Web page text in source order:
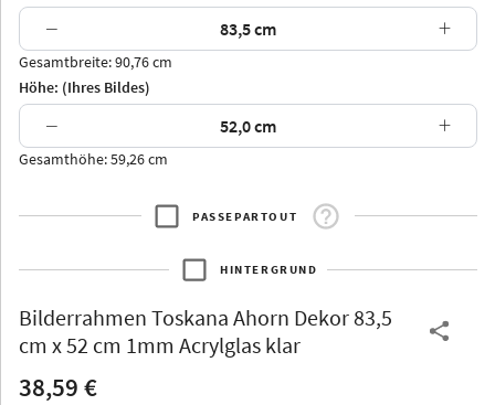
Arran Luzern
Thurgau
− +
Gesamtbreite: 90,76 cm
Höhe: (Ihres Bildes)
− +
Gesamthöhe: 59,26 cm
PASSEPARTOUT
HINTERGRUND
Bilderrahmen Toskana Ahorn Dekor 83,5
cm x 52 cm 1mm Acrylglas klar
38,59 €